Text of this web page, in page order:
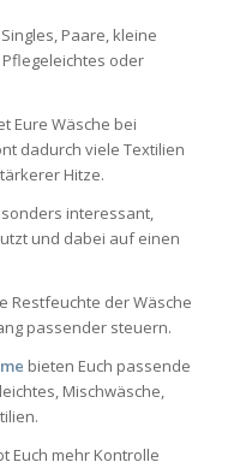
Paare, kleine
oder
Eure Wäsche bei
dadurch viele Textilien
Hitze.
interessant,
und dabei auf einen
Restfeuchte der Wäsche
passender steuern.
bieten Euch passende
Mischwäsche,
Euch mehr Kontrolle